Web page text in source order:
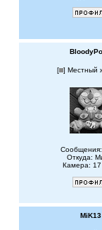
[ ] Местный
Откуда:
Камера: 17
MiK13